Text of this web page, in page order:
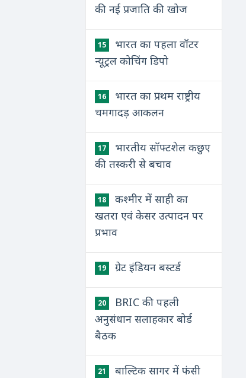
की नई प्रजाति की खोज
15
भारत का पहला वॉटर
न्‍यूट्रल कोचिंग डिपो
16
भारत का प्रथम राष्ट्रीय
चमगादड़ आकलन
17
भारतीय सॉफ्टशेल कछुए
की तस्करी से बचाव
18
कश्मीर में साही का
खतरा एवं केसर उत्पादन पर
प्रभाव
19 ग्रेट इंडियन बस्टर्ड
20
BRIC की पहली
अनुसंधान सलाहकार बोर्ड
बैठक
21
बाल्टिक सागर में फंसी